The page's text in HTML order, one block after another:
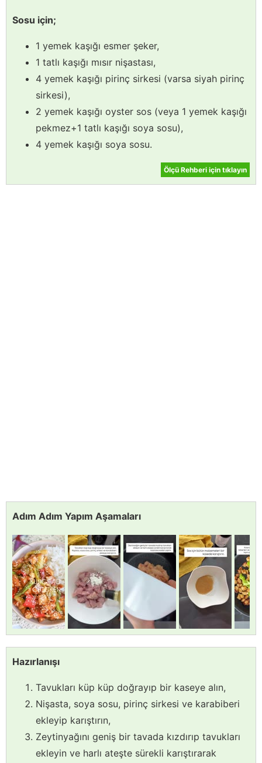
Sosu için;
1 yemek kaşığı esmer şeker,
1 tatlı kaşığı mısır nişastası,
4 yemek kaşığı pirinç sirkesi (varsa siyah pirinç
sirkesi),
2 yemek kaşığı oyster sos (veya 1 yemek kaşığı
pekmez+1 tatlı kaşığı soya sosu),
4 yemek kaşığı soya sosu.
Ölçü Rehberi için tıklayın
Adım Adım Yapım Aşamaları
Hazırlanışı
Tavukları küp küp doğrayıp bir kaseye alın,
Nişasta, soya sosu, pirinç sirkesi ve karabiberi
ekleyip karıştırın,
Zeytinyağını geniş bir tavada kızdırıp tavukları
ekleyin ve harlı ateşte sürekli karıştırarak